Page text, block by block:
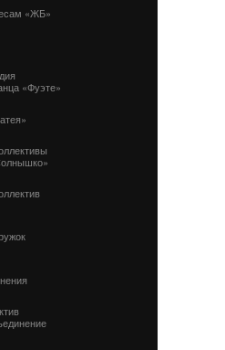
«ЖБ»
«Фуэте»